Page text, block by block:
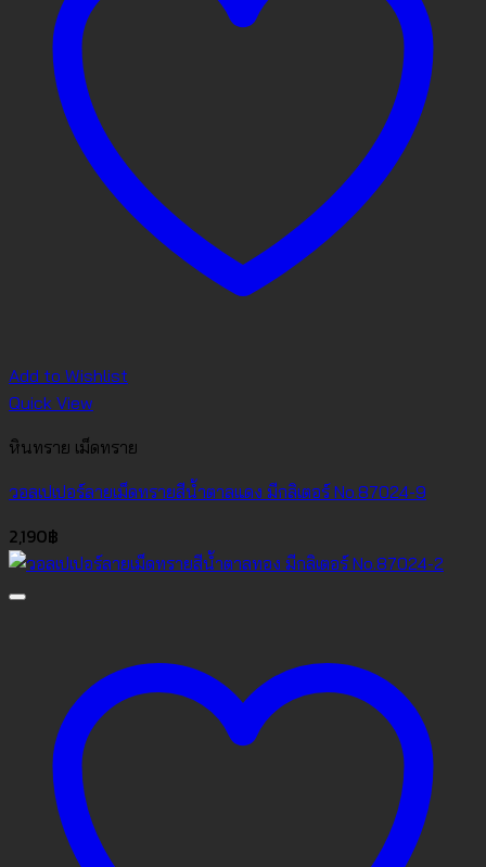
Add to Wishlist
Quick View
หินทราย เม็ดทราย
วอลเปเปอร์ลายเม็ดทรายสีน้ำตาลแดง มีกลิเตอร์ No.87024-9
2,190฿